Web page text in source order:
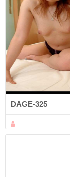
DAGE-325